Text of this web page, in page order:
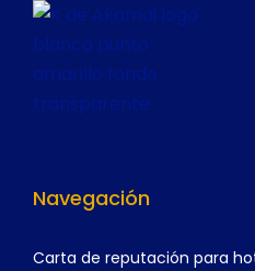
Navegación
Carta de reputación para